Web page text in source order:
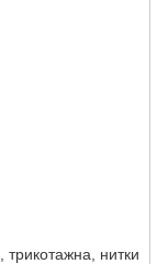
нитки